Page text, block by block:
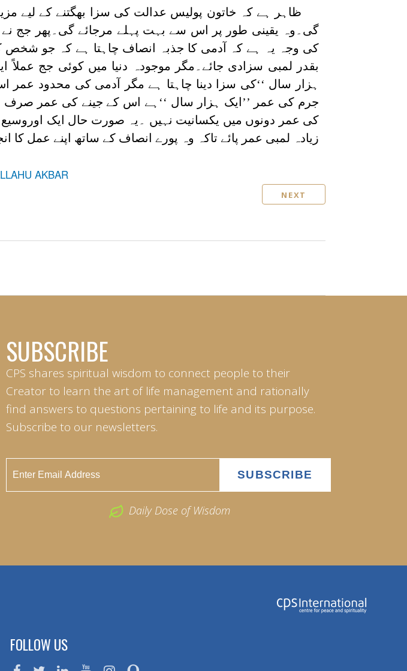
ظاہر ہے کہ خاتون پولیس عدالت کی سزا بھگتنے کے لیے
گی۔وہ یقینی طور پر اس سے بہت پہلے مرجائے گی۔پھر جج
کی وجہ یہ ہے کہ آدمی کا جذبہ انصاف چاہتا ہے کہ جو
بقدر لمبی سزادی جائے۔مگر موجودہ دنیا میں کوئی جج عملاً
ہزار سال ‘‘کی سزا دینا چاہتا ہے مگر آدمی کی محدود عمر
جرم کی عمر ’’ایک ہزار سال ‘‘ہے اس کے جینے کی عمر صرف
کی عمر دونوں میں یکسانیت نہیں ۔یہ صورت حال ایک اوروسیع
زیادہ لمبی عمر پائے تاکہ وہ پورے انصاف کے ساتھ اپنے عمل کا
AKBAR
NEXT
SUBSCRIBE
CPS shares spiritual wisdom to connect people to their
Creator to learn the art of life management and rationally
find answers to questions pertaining to life and its purpose.
Subscribe to our newsletters.
Daily Dose of Wisdom
FOLLOW US